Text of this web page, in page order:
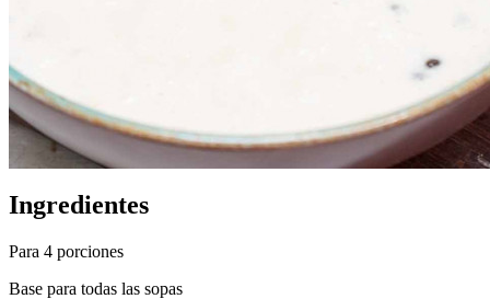
Ingredientes
Para 4 porciones
Base para todas las sopas